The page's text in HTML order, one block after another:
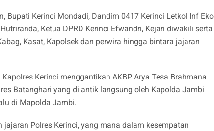
Bupati Kerinci Mondadi, Dandim 0417 Kerinci Letkol Inf Eko
Ketua DPRD Kerinci Efwandri, Kejari diwakili serta
Kasat, Kapolsek dan perwira hingga bintara jajaran
Kerinci menggantikan AKBP Arya Tesa Brahmana
Batanghari yang dilantik langsung oleh Kapolda Jambi
di Mapolda Jambi.
Polres Kerinci, yang mana dalam kesempatan